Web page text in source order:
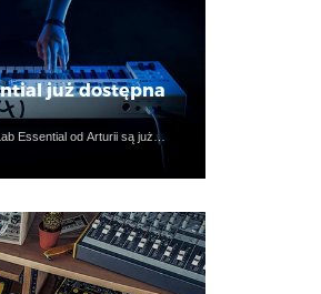
już dostępna
Essential od Arturii są już…